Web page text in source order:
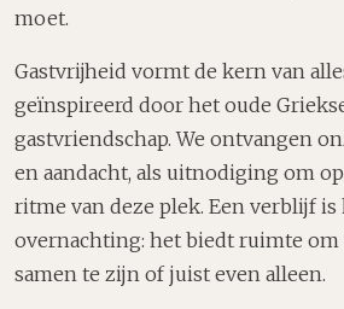
moet.
Gastvrijheid vormt de kern van
geïnspireerd door het oude
gastvriendschap. We ontvangen
en aandacht, als uitnodiging om
ritme van deze plek. Een verblijf
overnachting: het biedt ruimte om
samen te zijn of juist even alleen.